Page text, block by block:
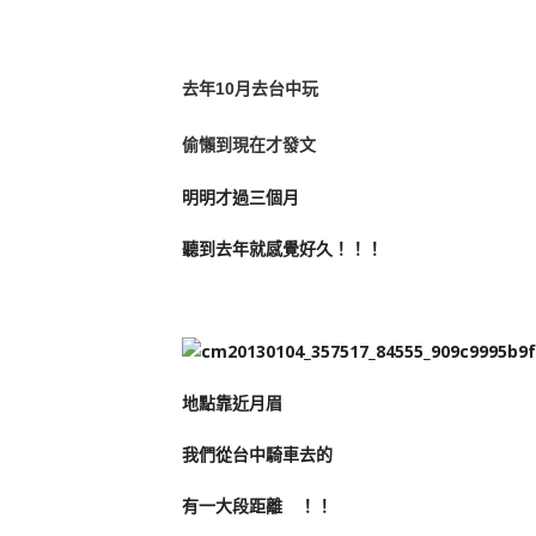
去年10月去台中玩
偷懶到現在才發文
明明才過三個月
聽到去年就感覺好久！！！
地點靠近月眉
我們從台中騎車去的
有一大段距離 ！！